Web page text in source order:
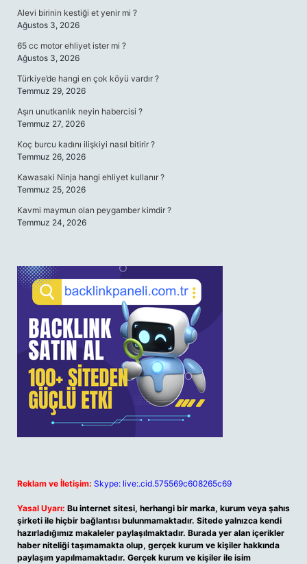
Alevi birinin kestiği et yenir mi ?
Ağustos 3, 2026
65 cc motor ehliyet ister mi ?
Ağustos 3, 2026
Türkiye’de hangi en çok köyü vardır ?
Temmuz 29, 2026
Aşırı unutkanlık neyin habercisi ?
Temmuz 27, 2026
Koç burcu kadını ilişkiyi nasıl bitirir ?
Temmuz 26, 2026
Kawasaki Ninja hangi ehliyet kullanır ?
Temmuz 25, 2026
Kavmi maymun olan peygamber kimdir ?
Temmuz 24, 2026
Reklam ve İletişim: Skype: live:.cid.575569c608265c69
Yasal Uyarı: Bu internet sitesi, herhangi bir marka, kurum veya şahıs
şirketi ile hiçbir bağlantısı bulunmamaktadır. Sitede yalnızca kendi
hazırladığımız makaleler paylaşılmaktadır. Burada yer alan içerikler
haber niteliği taşımamakta olup, gerçek kurum ve kişiler hakkında
paylaşım yapılmamaktadır. Gerçek kurum ve kişiler ile isim